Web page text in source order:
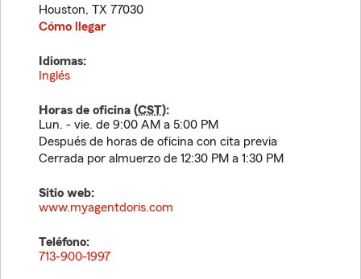
Houston, TX 77030
Cómo llegar
Idiomas:
Inglés
Horas de oficina (CST):
Lun. - vie. de 9:00 AM a 5:00 PM
Después de horas de oficina con cita previa
Cerrada por almuerzo de 12:30 PM a 1:30 PM
Sitio web:
www.myagentdoris.com
Teléfono:
713-900-1997